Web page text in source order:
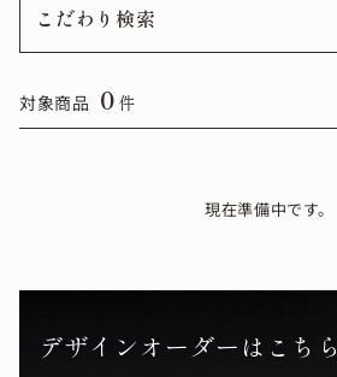
こだわり検索
対象商品 0 件
現在準備中です。
デザインオーダーはこちら